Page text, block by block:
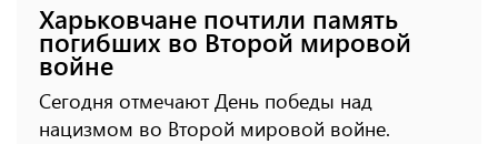
Харьковчане почтили память
погибших во Второй мировой
войне
Сегодня отмечают День победы над
нацизмом во Второй мировой войне.